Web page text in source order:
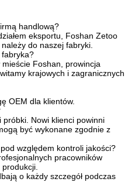
handlową?
eksportu, Foshan Zetoo
do naszej fabryki.
Foshan, prowincja
krajowych i zagranicznych
OEM dla klientów.
Nowi klienci powinni
być wykonane zgodnie z
względem kontroli jakości?
pracowników
o każdy szczegół podczas